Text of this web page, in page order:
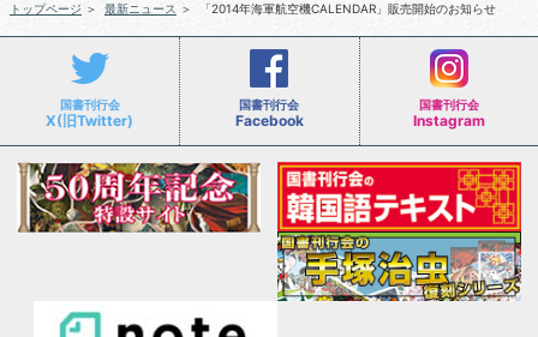
トップページ ＞ 最新ニュース ＞ 「2014年海軍航空機CALENDAR」販売開始のお知らせ
国書刊行会
X(旧Twitter)
国書刊行会
Facebook
国書刊行会
Instagram